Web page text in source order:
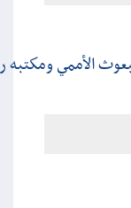
الأممي ومكتبه